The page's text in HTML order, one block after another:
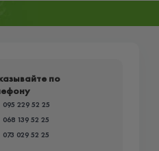
по
095 229 52 25
068 139 52 25
073 029 52 25